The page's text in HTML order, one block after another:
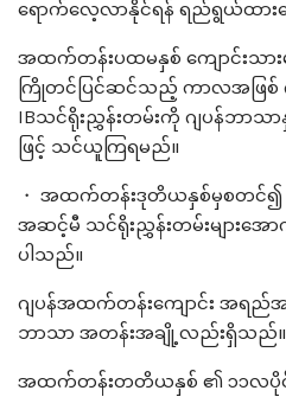
ရောက်လေ့လာနိုင်ရန် ရည်ရွယ်ထား
အထက်တန်းပထမနှစ် ကျောင်းသား
ကြိုတင်ပြင်ဆင်သည့် ကာလအဖြစ်
IBသင်ရိုးညွှန်းတမ်းကို ဂျပန်ဘာသ
ဖြင့် သင်ယူကြရမည်။
・ အထက်တန်းဒုတိယနှစ်မှစတင်၍
အဆင့်မီ သင်ရိုးညွှန်းတမ်းများအေ
ပါသည်။
ဂျပန်အထက်တန်းကျောင်း အရည်အ
ဘာသာ အတန်းအချို့လည်းရှိသည်။
အထက်တန်းတတိယနှစ် ၏ ၁၁လပိုင်း